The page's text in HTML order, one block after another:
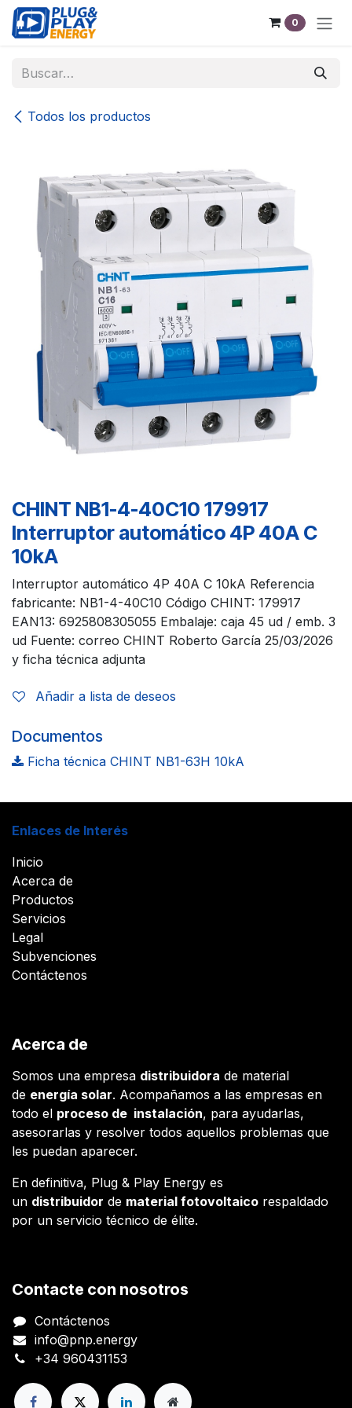
Ir al contenido
0
Todos los productos
CHINT NB1-4-40C10 179917
Interruptor automático 4P 40A C
10kA
Interruptor automático 4P 40A C 10kA Referencia
fabricante: NB1-4-40C10 Código CHINT: 179917
EAN13: 6925808305055 Embalaje: caja 45 ud / emb. 3
ud Fuente: correo CHINT Roberto García 25/03/2026
y ficha técnica adjunta
Añadir a lista de deseos
Documentos
Ficha técnica CHINT NB1-63H 10kA
Enlaces de Interés
Inicio
Acerca de
Productos
Servicios
Legal
Subvenciones
Contáctenos
Acerca de
Somos una empresa distribuidora de material
de energía solar. Acompañamos a las empresas en
todo el proceso de instalación, para ayudarlas,
asesorarlas y resolver todos aquellos problemas que
les puedan aparecer.
En definitiva, Plug & Play Energy es
un distribuidor de material fotovoltaico respaldado
por un servicio técnico de élite.
Contacte con nosotros
Contáctenos
info@pnp.energy
+34 960431153